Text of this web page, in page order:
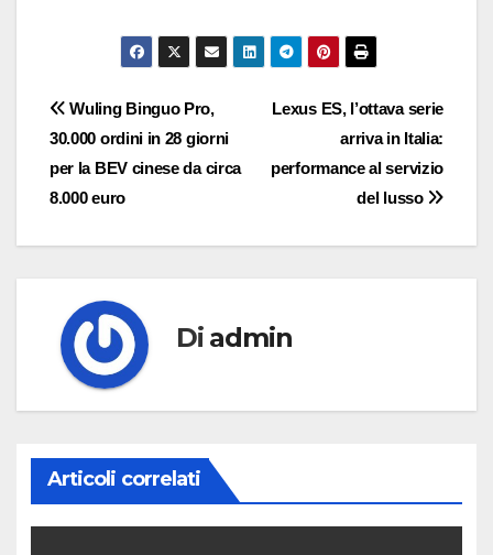
Navigazione
articoli
Lexus ES, l’ottava serie
arriva in Italia:
performance al servizio
del lusso
Wuling Binguo Pro,
30.000 ordini in 28 giorni
per la BEV cinese da circa
8.000 euro
Di admin
Articoli correlati